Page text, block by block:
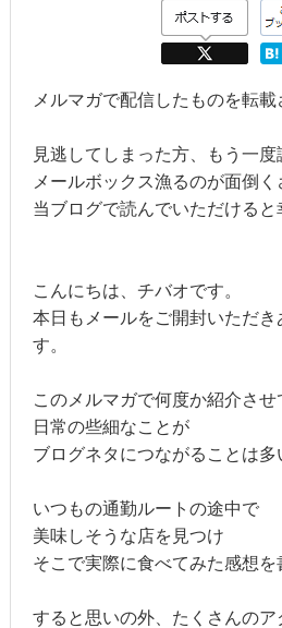
メルマガで配信したものを転載
見逃してしまった方、もう一度
メールボックス漁るのが面倒く
当ブログで読んでいただけると
こんにちは、チバオです。
本日もメールをご開封いただき
す。
このメルマガで何度か紹介さ
日常の些細なことが
ブログネタにつながることは多
いつもの通勤ルートの途中で
美味しそうな店を見つけ
そこで実際に食べてみた感想を
すると思いの外、たくさんのア